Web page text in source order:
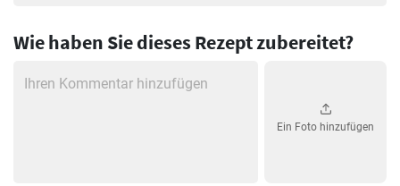
Wie haben Sie dieses Rezept zubereitet?
Ein Foto hinzufügen